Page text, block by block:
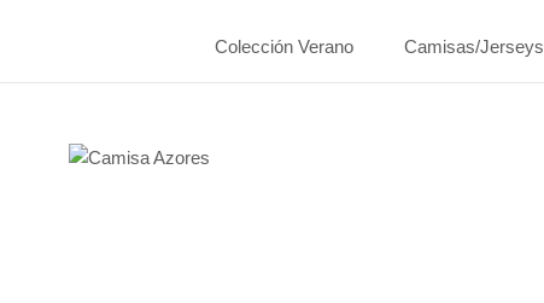
Colección Verano
Camisas/Jerseys